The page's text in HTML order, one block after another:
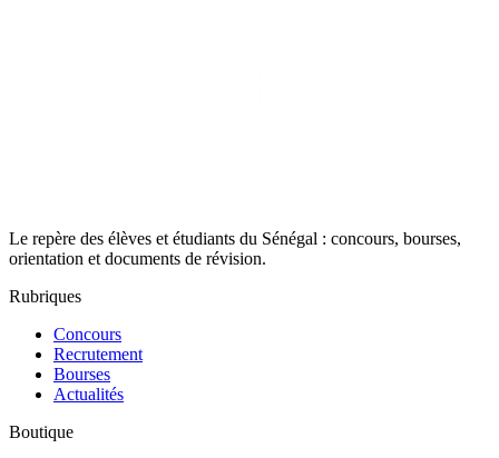
Le repère des élèves et étudiants du Sénégal : concours, bourses,
orientation et documents de révision.
Rubriques
Concours
Recrutement
Bourses
Actualités
Boutique